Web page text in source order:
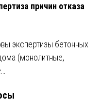
причин отказа
экспертизы бетонных
(монолитные,